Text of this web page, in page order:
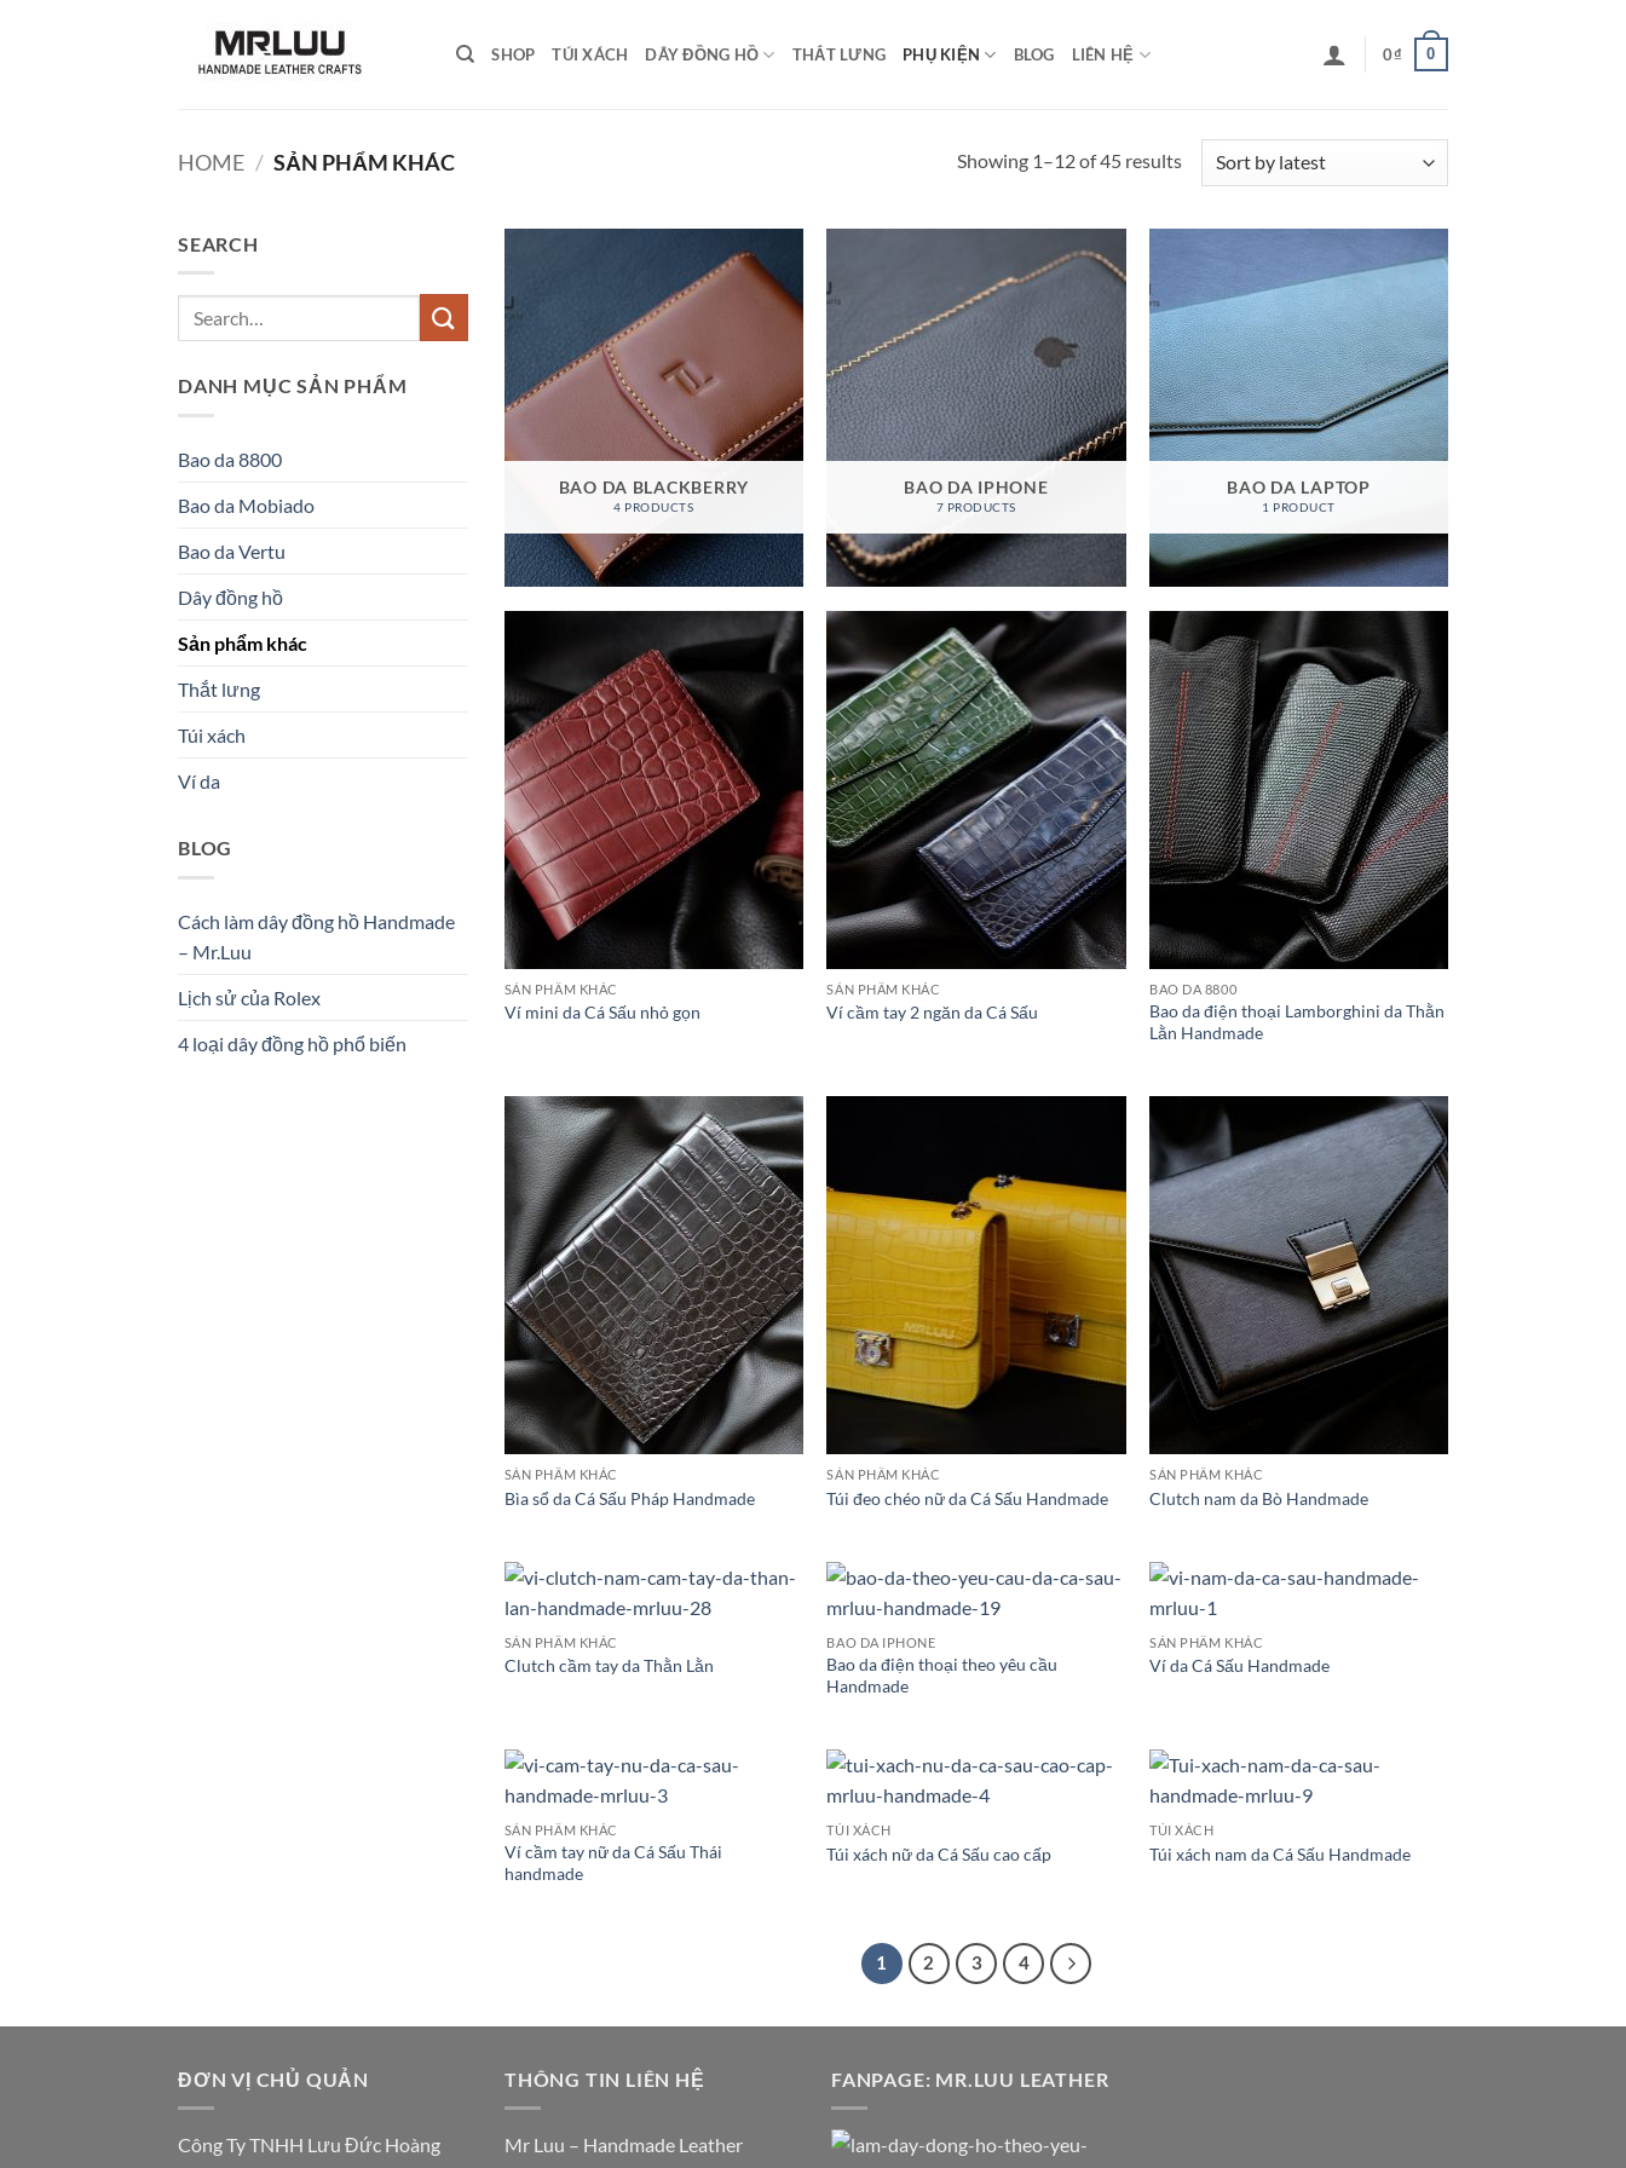
SHOP TÚI XÁCH DÂY ĐỒNG HỒ THẮT LƯNG PHỤ KIỆN BLOG LIÊN HỆ 0₫ 0
HOME / SẢN PHẨM KHÁC Showing 1–12 of 45 resultsSorted
SEARCH
Search
for:
DANH MỤC SẢN PHẨM
Bao da 8800
Bao da Mobiado
Bao da Vertu
Dây đồng hồ
Sản phẩm khác
Thắt lưng
Túi xách
Ví da
BLOG
Cách làm dây đồng hồ Handmade
– Mr.Luu
Lịch sử của Rolex
4 loại dây đồng hồ phổ biến
BAO DA BLACKBERRY
4 PRODUCTS
BAO DA IPHONE
7 PRODUCTS
BAO DA LAPTOP
1 PRODUCT
SẢN PHẨM KHÁC
Ví mini da Cá Sấu nhỏ gọn
SẢN PHẨM KHÁC
Ví cầm tay 2 ngăn da Cá Sấu
BAO DA 8800
Bao da điện thoại Lamborghini da Thằn
Lằn Handmade
SẢN PHẨM KHÁC
Bìa sổ da Cá Sấu Pháp Handmade
SẢN PHẨM KHÁC
Túi đeo chéo nữ da Cá Sấu Handmade
SẢN PHẨM KHÁC
Clutch nam da Bò Handmade
SẢN PHẨM KHÁC
Clutch cầm tay da Thằn Lằn
BAO DA IPHONE
Bao da điện thoại theo yêu cầu
Handmade
SẢN PHẨM KHÁC
Ví da Cá Sấu Handmade
SẢN PHẨM KHÁC
Ví cầm tay nữ da Cá Sấu Thái
handmade
TÚI XÁCH
Túi xách nữ da Cá Sấu cao cấp
TÚI XÁCH
Túi xách nam da Cá Sấu Handmade
1 2 3 4
ĐƠN VỊ CHỦ QUẢN
Công Ty TNHH Lưu Đức Hoàng
THÔNG TIN LIÊN HỆ
Mr Luu – Handmade Leather
FANPAGE: MR.LUU LEATHER